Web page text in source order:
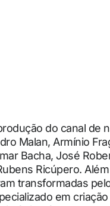
do canal de
Malan, Armínio
Bacha, José
Ricúpero.
transformadas
em